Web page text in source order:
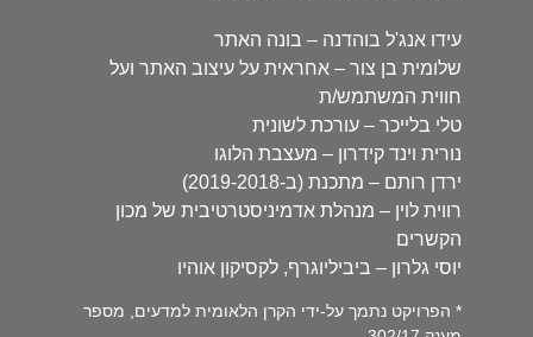
עידו אנג'ל בוהדנה – בונה האתר
שלומית בן צור – אחראית על עיצוב האתר ועל
חווית המשתמש/ת
טלי בלייכר – עורכת לשונית
נורית וינד קידרון – מעצבת הלוגו
ירדן רותם – מתכנת (ב-2019-2018)
רווית לוין – מנהלת אדמיניסטרטיבית של מכון
הקשרים
יוסי גלרון – ביביליוגרף, לקסיקון אוהיו
* הפרויקט נתמך על-ידי הקרן הלאומית למדעים, מספר